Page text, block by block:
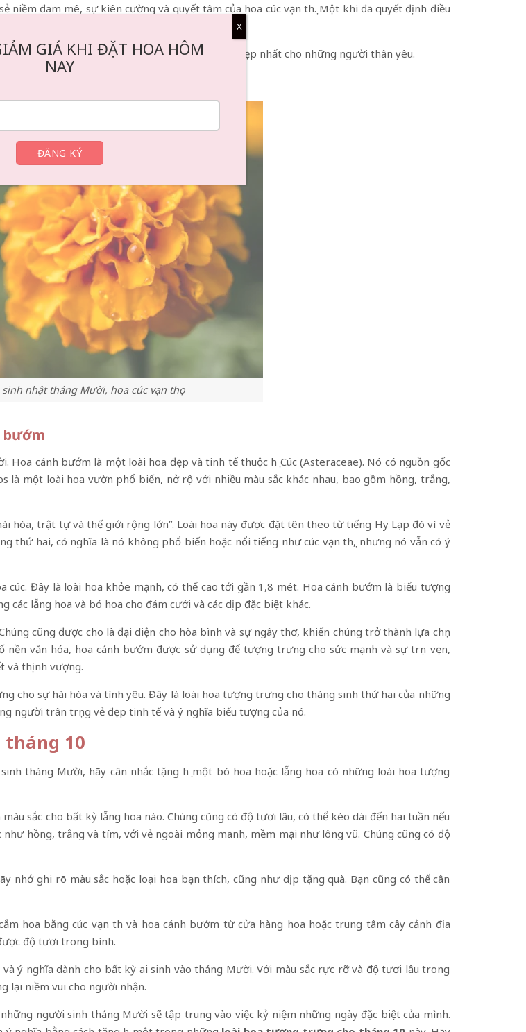
đam mê, sự kiên cường và quyết tâm của hoa cúc vạn thọ. Một khi đã quyết định điều
khiết của họ luôn mong muốn những điều tốt đẹp nhất cho những người thân yêu.
nhật tháng Mười, hoa cúc vạn thọ
bướm
cánh bướm là một loài hoa đẹp và tinh tế thuộc họ Cúc (Asteraceae). Nó có nguồn gốc
một loài hoa vườn phổ biến, nở rộ với nhiều màu sắc khác nhau, bao gồm hồng, trắng,
hòa, trật tự và thế giới rộng lớn”. Loài hoa này được đặt tên theo từ tiếng Hy Lạp đó vì vẻ
thứ hai, có nghĩa là nó không phổ biến hoặc nổi tiếng như cúc vạn thọ, nhưng nó vẫn có ý
Đây là loài hoa khỏe mạnh, có thể cao tới gần 1,8 mét. Hoa cánh bướm là biểu tượng
lẵng hoa và bó hoa cho đám cưới và các dịp đặc biệt khác.
cũng được cho là đại diện cho hòa bình và sự ngây thơ, khiến chúng trở thành lựa chọn
văn hóa, hoa cánh bướm được sử dụng để tượng trưng cho sức mạnh và sự trọn vẹn,
và thịnh vượng.
cho sự hài hòa và tình yêu. Đây là loài hoa tượng trưng cho tháng sinh thứ hai của những
người trân trọng vẻ đẹp tinh tế và ý nghĩa biểu tượng của nó.
tháng 10
tháng Mười, hãy cân nhắc tặng họ một bó hoa hoặc lẵng hoa có những loài hoa tượng
sắc cho bất kỳ lẵng hoa nào. Chúng cũng có độ tươi lâu, có thể kéo dài đến hai tuần nếu
hồng, trắng và tím, với vẻ ngoài mỏng manh, mềm mại như lông vũ. Chúng cũng có độ
nhớ ghi rõ màu sắc hoặc loại hoa bạn thích, cũng như dịp tặng quà. Bạn cũng có thể cân
hoa bằng cúc vạn thọ và hoa cánh bướm từ cửa hàng hoa hoặc trung tâm cây cảnh địa
độ tươi trong bình.
ý nghĩa dành cho bất kỳ ai sinh vào tháng Mười. Với màu sắc rực rỡ và độ tươi lâu trong
lại niềm vui cho người nhận.
người sinh tháng Mười sẽ tập trung vào việc kỷ niệm những ngày đặc biệt của mình.
GIÁ KHI ĐẶT HOA HÔM
NAY
X